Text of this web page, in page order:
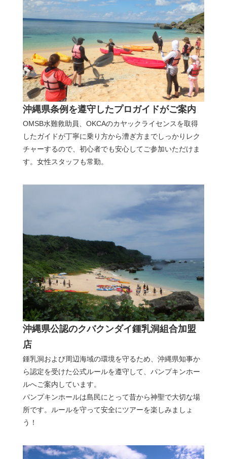
沖縄県条例を遵守したプロガイドがご案内
OMSB水難救助員、OKCAのカヤックライセンスを取得
したガイドが丁寧に乗り方から漕ぎ方までしっかりレク
チャーするので、初心者でも安心してご参加いただけま
す。女性スタッフも常勤。
沖縄県公認のクバクンダイ鍾乳洞組合加盟
店
鍾乳洞および周辺海域の環境を守るため、沖縄県知事か
ら認定を受けた公式ルールを遵守して、パンプキンホー
ルへご案内しています。
パンプキンホールは島民にとって昔から神聖で大切な場
所です。ルールを守って安全にツアーを楽しみましょ
う！